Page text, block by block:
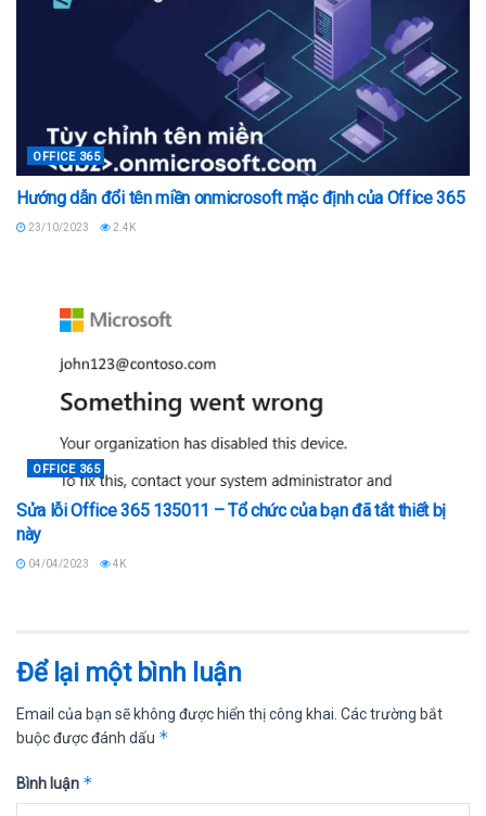
OFFICE 365
Hướng dẫn đổi tên miền onmicrosoft mặc định của Office 365
23/10/2023 2.4K
OFFICE 365
Sửa lỗi Office 365 135011 – Tổ chức của bạn đã tắt thiết bị
này
04/04/2023 4K
Để lại một bình luận
Email của bạn sẽ không được hiển thị công khai. Các trường bắt
buộc được đánh dấu *
Bình luận *